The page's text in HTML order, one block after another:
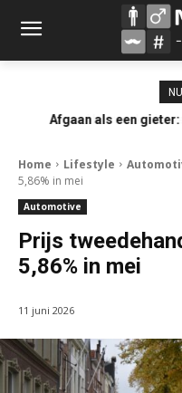
Afgaan als een
Home Lifestyle
5,86% in mei
Automotive
Prijs
5,86% in mei
11 juni 2026